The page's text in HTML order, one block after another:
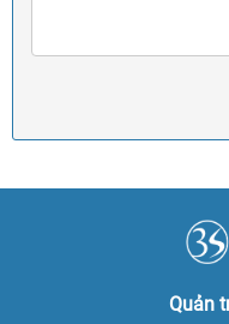
VIẾT BÌNH